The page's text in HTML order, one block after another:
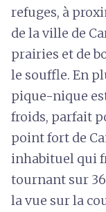
refuges, à
de la ville de
prairies et de
le souffle. En
pique-nique
froids, parfait
point fort de
inhabituel qui
tournant sur
la vue sur la